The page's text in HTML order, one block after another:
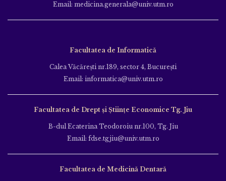
Email: medicina.generala@univ.utm.ro
Facultatea de Informatică
Calea Văcăreşti nr.189, sector 4, Bucureşti
Email: informatica@univ.utm.ro
Facultatea de Drept și Științe Economice Tg. Jiu
B-dul Ecaterina Teodoroiu nr.100, Tg. Jiu
Email: fdse.tgjiu@univ.utm.ro
Facultatea de Medicină Dentară